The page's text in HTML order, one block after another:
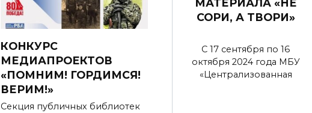
КОНКУРС
МЕДИАПРОЕКТОВ
«ПОМНИМ! ГОРДИМСЯ!
ВЕРИМ!»
Секция публичных библиотек
СОРИ, А ТВОРИ»
С 17 сентября по 16
октября 2024 года МБУ
«Централизованная